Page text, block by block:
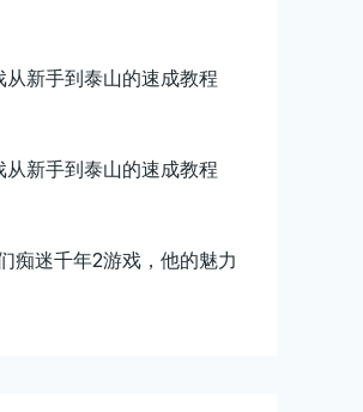
从新手到泰山的速成教程
从新手到泰山的速成教程
痴迷千年2游戏，他的魅力